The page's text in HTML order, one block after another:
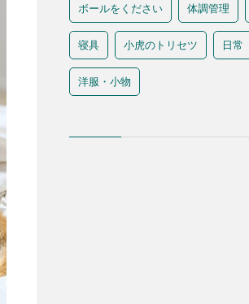
ボールをください 体調管理
寝具 小虎のトリセツ 日常
洋服・小物